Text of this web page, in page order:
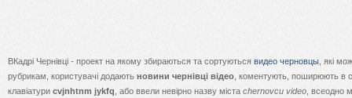
ВКадрі Чернівці - проект на якому збираються та сортуються видео черновцы , які
рубрикам, користувачі додають новини чернівці відео , коментують, поширюють в
клавіатури cvjnhtnm jykfq , або ввели невірно назву міста chernovcu video , всеодно